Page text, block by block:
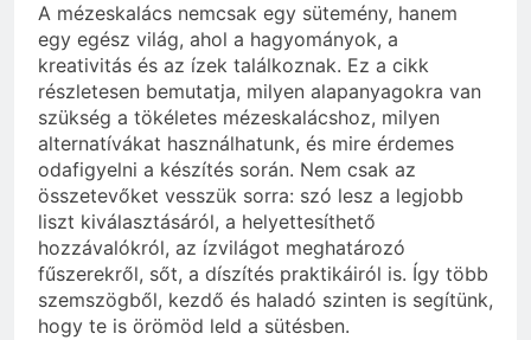
A mézeskalács nemcsak egy sütemény, hanem
egy egész világ, ahol a hagyományok, a
kreativitás és az ízek találkoznak. Ez a cikk
részletesen bemutatja, milyen alapanyagokra van
szükség a tökéletes mézeskalácshoz, milyen
alternatívákat használhatunk, és mire érdemes
odafigyelni a készítés során. Nem csak az
összetevőket vesszük sorra: szó lesz a legjobb
liszt kiválasztásáról, a helyettesíthető
hozzávalókról, az ízvilágot meghatározó
fűszerekről, sőt, a díszítés praktikáiról is. Így több
szemszögből, kezdő és haladó szinten is segítünk,
hogy te is örömöd leld a sütésben.